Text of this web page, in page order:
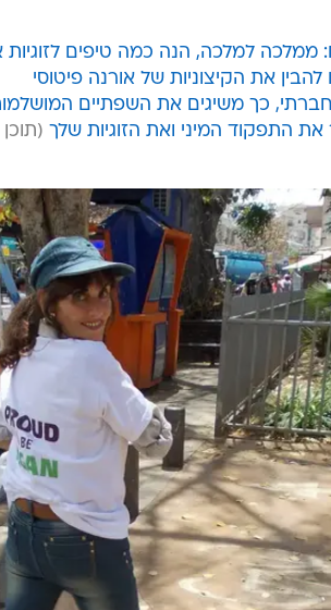
למלכה, הנה כמה טיפים לזוגיות
להבין את הקיצוניות של אורנה פיטוסי
כך משיגים את השפתיים
התפקוד המיני ואת הזוגיות שלך